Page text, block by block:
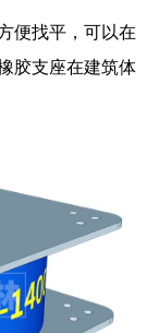
便找平，可以在
胶支座在建筑体